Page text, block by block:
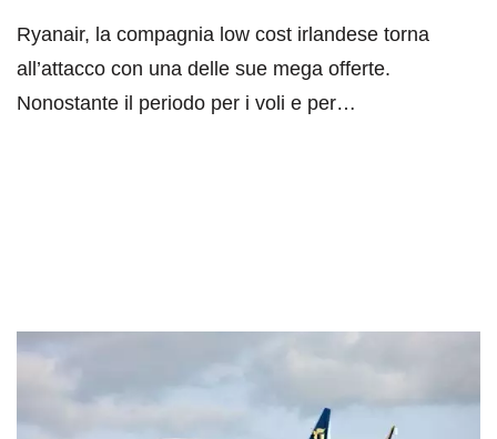
Ryanair, la compagnia low cost irlandese torna
all’attacco con una delle sue mega offerte.
Nonostante il periodo per i voli e per…